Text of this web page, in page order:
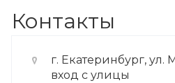
Контакты
г. Екатеринбург, ул.
вход с улицы